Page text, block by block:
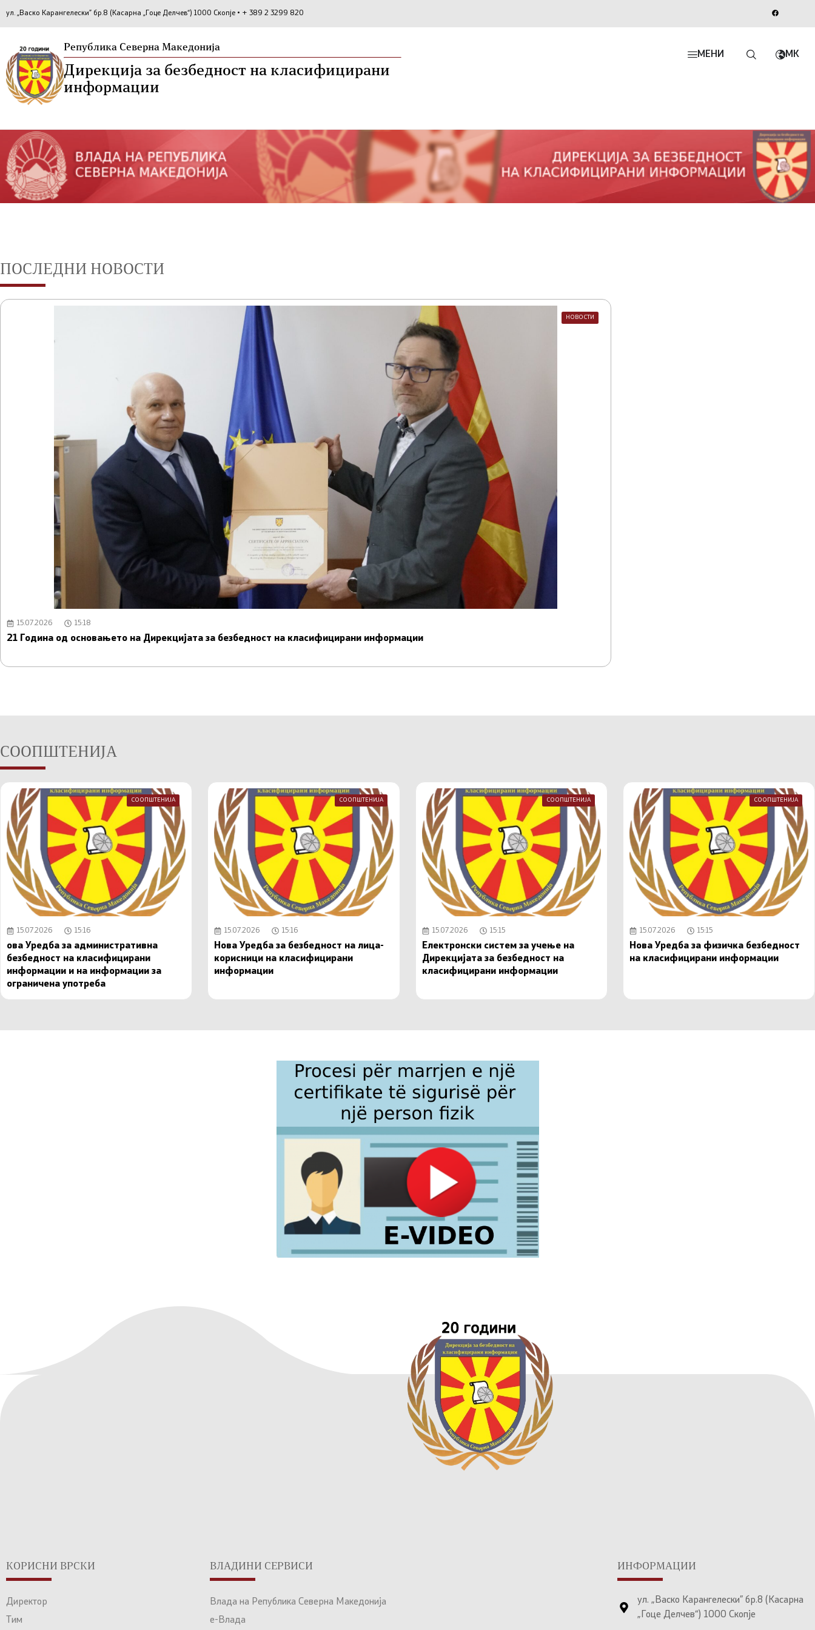
ул. „Васко Карангелески” бр.8 (Касарна „Гоце Делчев“) 1000 Скопје • + 389 2 3299 820
Република Северна Македонија
Дирекција за безбедност на класифицирани
информации
МЕНИ MK
ПОСЛЕДНИ НОВОСТИ
НОВОСТИ
15.07.2026 15:18
21 Година од основањето на Дирекцијата за безбедност на класифицирани информации
СООПШТЕНИЈА
СООПШТЕНИЈА
15.07.2026 15:16
ова Уредба за административна
безбедност на класифицирани
информации и на информации за
ограничена употреба
СООПШТЕНИЈА
15.07.2026 15:16
Нова Уредба за безбедност на лица-
корисници на класифицирани
информации
СООПШТЕНИЈА
15.07.2026 15:15
Електронски систем за учење на
Дирекцијата за безбедност на
класифицирани информации
СООПШТЕНИЈА
15.07.2026 15:15
Нова Уредба за физичка безбедност
на класифицирани информации
КОРИСНИ ВРСКИ
Директор
Тим
ВЛАДИНИ СЕРВИСИ
Влада на Република Северна Македонија
е-Влада
ИНФОРМАЦИИ
ул. „Васко Карангелески” бр.8 (Касарна
„Гоце Делчев“) 1000 Скопје